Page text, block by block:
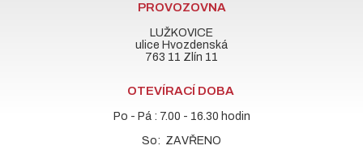
PROVOZOVNA
LUŽKOVICE
ulice Hvozdenská
763 11 Zlín 11
OTEVÍRACÍ DOBA
Po - Pá : 7.00 - 16.30 hodin
So: ZAVŘENO